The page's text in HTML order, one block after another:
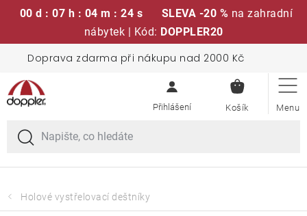
00 d : 07 h : 04 m : 23 s SLEVA -20 % na zahradní
nábytek | Kód: DOPPLER20
obsah
Doprava zdarma při nákupu nad 2000 Kč
KOŠÍK
Sedací soupravy
Slunečníky
Křesla a židle
Holové vystřelovací deštníky